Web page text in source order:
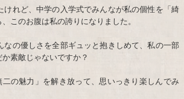
れど、中学の入学式でみんなが私の個性を「綺
このお腹は私の誇りになりました。
の優しさを全部ギュッと抱きしめて、私の一部
素敵じゃないですか？
の魅力」を解き放って、思いっきり楽しんでみ